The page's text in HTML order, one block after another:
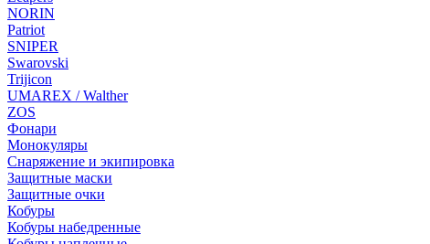
NORIN
Patriot
SNIPER
Swarovski
Trijicon
UMAREX / Walther
ZOS
Фонари
Монокуляры
Снаряжение и экипировка
Защитные маски
Защитные очки
Кобуры
Кобуры набедренные